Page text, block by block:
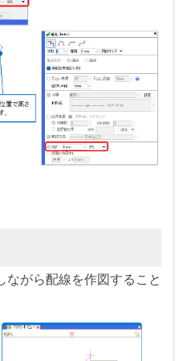
ながら配線を作図すること